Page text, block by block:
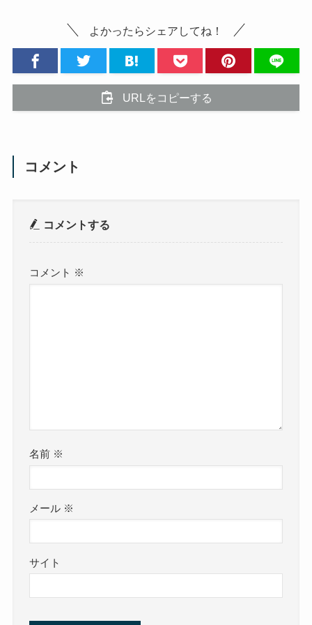
よかったらシェアしてね！
URLをコピーする
コメント
コメントする
コメント ※
名前 ※
メール ※
サイト